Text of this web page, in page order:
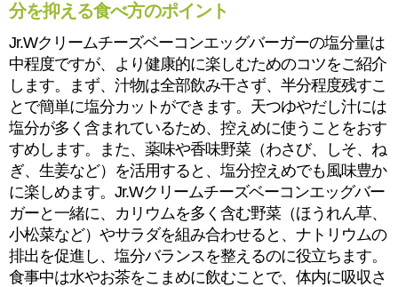
分を抑える食べ方のポイント
Jr.Wクリームチーズベーコンエッグバーガーの塩分量は
中程度ですが、より健康的に楽しむためのコツをご紹介
します。まず、汁物は全部飲み干さず、半分程度残すこ
とで簡単に塩分カットができます。天つゆやだし汁には
塩分が多く含まれているため、控えめに使うことをおす
すめします。また、薬味や香味野菜（わさび、しそ、ね
ぎ、生姜など）を活用すると、塩分控えめでも風味豊か
に楽しめます。Jr.Wクリームチーズベーコンエッグバー
ガーと一緒に、カリウムを多く含む野菜（ほうれん草、
小松菜など）やサラダを組み合わせると、ナトリウムの
排出を促進し、塩分バランスを整えるのに役立ちます。
食事中は水やお茶をこまめに飲むことで、体内に吸収さ